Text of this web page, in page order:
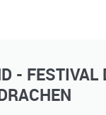
- FESTIVAL